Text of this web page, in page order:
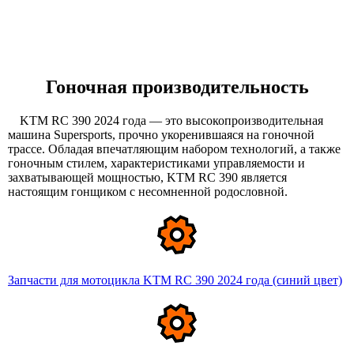
Гоночная производительность
KTM RC 390 2024 года — это высокопроизводительная
машина Supersports, прочно укоренившаяся на гоночной
трассе. Обладая впечатляющим набором технологий, а также
гоночным стилем, характеристиками управляемости и
захватывающей мощностью, KTM RC 390 является
настоящим гонщиком с несомненной родословной.
Запчасти для мотоцикла KTM RC 390 2024 года (синий цвет)